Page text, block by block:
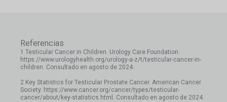
Referencias
1 Testicular Cancer in Children. Urology Care Foundation.
https://www.urologyhealth.org/urology-a-z/t/testicular-cancer-in-
children. Consultado en agosto de 2024.
2 Key Statistics for Testicular Prostate Cancer. American Cancer
Society. https://www.cancer.org/cancer/types/testicular-
cancer/about/key-statistics.html. Consultado en agosto de 2024.